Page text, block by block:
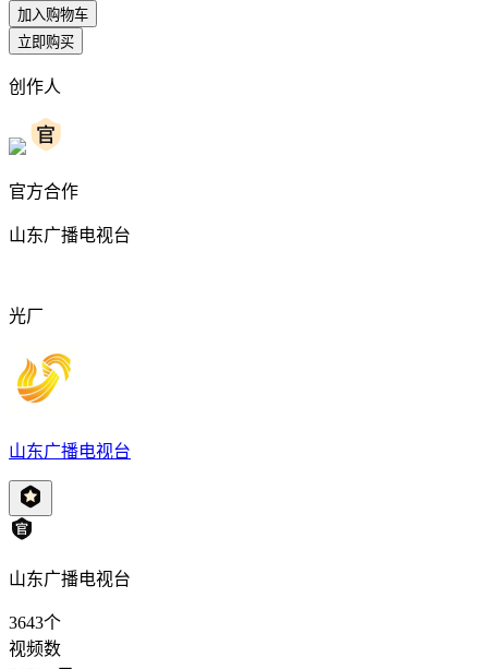
加入购物车
立即购买
创作人
官方合作
山东广播电视台
光厂
山东广播电视台
山东广播电视台
3643个
视频数